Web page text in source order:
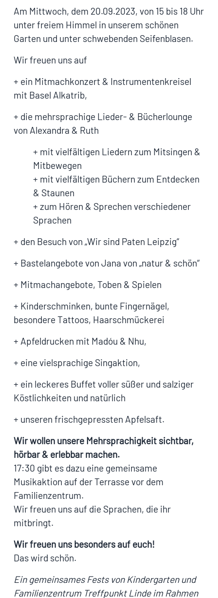
Am Mittwoch, dem 20.09.2023, von 15 bis 18 Uhr
unter freiem Himmel in unserem schönen
Garten und unter schwebenden Seifenblasen.⁣
Wir freuen uns auf
+ ein Mitmachkonzert & Instrumentenkreisel
mit Basel Alkatrib,
+ die mehrsprachige Lieder- & Bücherlounge
von Alexandra & Ruth
+ mit vielfältigen Liedern zum Mitsingen &
Mitbewegen
+ mit vielfältigen Büchern zum Entdecken
& Staunen
+ zum Hören & Sprechen verschiedener
Sprachen
+ den Besuch von „Wir sind Paten Leipzig“
+ Bastelangebote von Jana von „natur & schön“
+ Mitmachangebote, Toben & Spielen
+ Kinderschminken, bunte Fingernägel,
besondere Tattoos, Haarschmückerei
+ Apfeldrucken mit Madóu & Nhu,
+ eine vielsprachige Singaktion,
+ ein leckeres Buffet voller süßer und salziger
Köstlichkeiten und natürlich
+ unseren frischgepressten Apfelsaft.​​​​​​​​
Wir wollen unsere Mehrsprachigkeit sichtbar,
hörbar & erlebbar machen.
17:30 gibt es dazu eine gemeinsame
Musikaktion auf der Terrasse vor dem
Familienzentrum.
Wir freuen uns auf die Sprachen, die ihr
mitbringt.
Wir freuen uns besonders auf euch!​​​​​​​​
Das wird schön.
Ein gemeinsames Fests von Kindergarten und
Familienzentrum Treffpunkt Linde im Rahmen